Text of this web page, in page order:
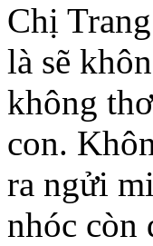
Chị
là sẽ
không
con.
ra ngửi
nhóc còn